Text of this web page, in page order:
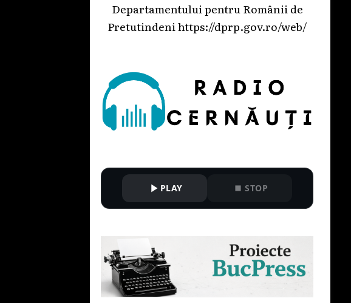
Departamentului pentru Românii de
Pretutindenihttps://dprp.gov.ro/web/
PLAY STOP